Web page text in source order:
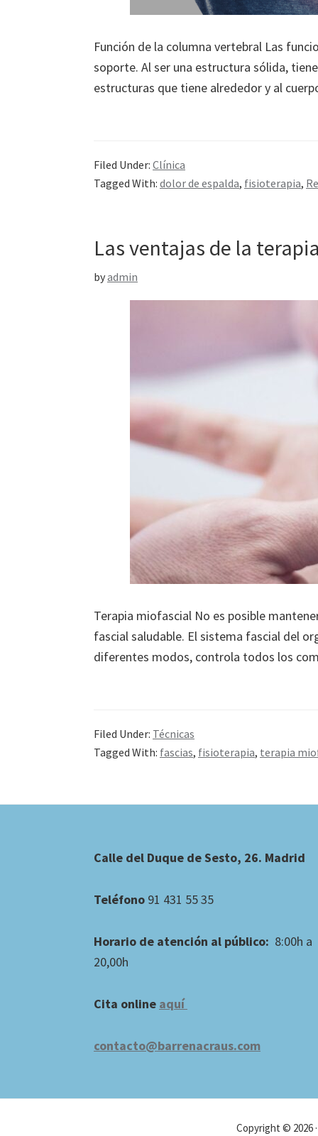
Función de la columna vertebral Las
soporte. Al ser una estructura sólida,
estructuras que tiene alrededor y al
Filed Under: Clínica
Tagged With: dolor de espalda, fisioterapia,
Las ventajas de la
byadmin
Terapia miofascial No es posible
fascial saludable. El sistema fascial del
diferentes modos, controla todos los
Filed Under: Técnicas
Tagged With: fascias, fisioterapia, terapia
Calle del Duque de Sesto, 26. Madrid
Teléfono 91 431 55 35
Horario de atención al público: 8:00h a
20,00h
Cita online aquí
contacto@barrenacraus.com
Copyright © 2026 ·